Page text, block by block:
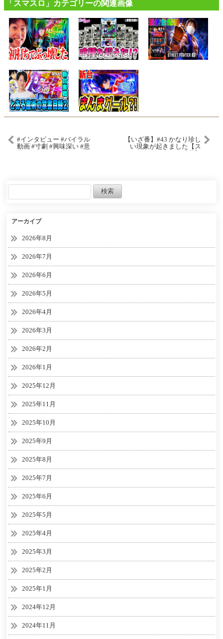
「スマスロ」カテゴリーの関連画像
#インタビュー #バイラル
動画 #寸劇 #興味深い #意
【いざ番】#43 かなり珍し
い現象が起きました【ス
アーカイブ
2026年8月
2026年7月
2026年6月
2026年5月
2026年4月
2026年3月
2026年2月
2026年1月
2025年12月
2025年11月
2025年10月
2025年9月
2025年8月
2025年7月
2025年6月
2025年5月
2025年4月
2025年3月
2025年2月
2025年1月
2024年12月
2024年11月